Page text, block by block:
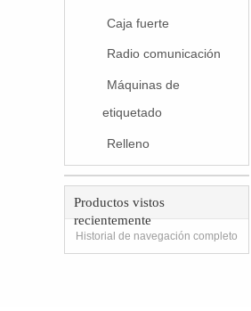
Caja fuerte
Radio comunicación
Máquinas de
etiquetado
Relleno
Productos vistos
recientemente
Historial de navegación completo